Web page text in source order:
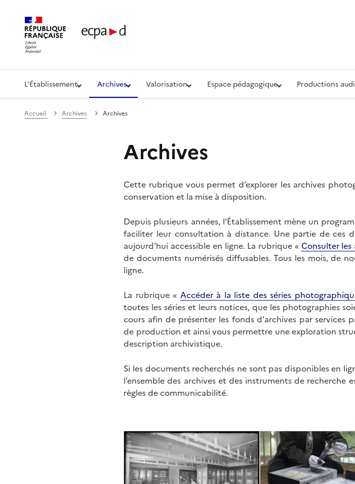
Établissement de communication et de production audiovisuelle de la Défense (ECPAD)
L'Établissement Archives Valorisation Espace pédagogique Productions
Accueil Archives Archives
Archives
Cette rubrique vous permet d’explorer les archives
conservation et la mise à disposition.
Depuis plusieurs années, l’Établissement mène un
faciliter leur consultation à distance. Une partie de
aujourd’hui accessible en ligne. La rubrique « Consulter les
de documents numérisés diffusables. Tous les mois, de
ligne.
La rubrique « Accéder à la liste des séries
toutes les séries et leurs notices, que les photographies
cours afin de présenter les fonds d'archives par services
de production et ainsi vous permettre une exploration
description archivistique.
Si les documents recherchés ne sont pas disponibles en
l’ensemble des archives et des instruments de recherche
règles de communicabilité.